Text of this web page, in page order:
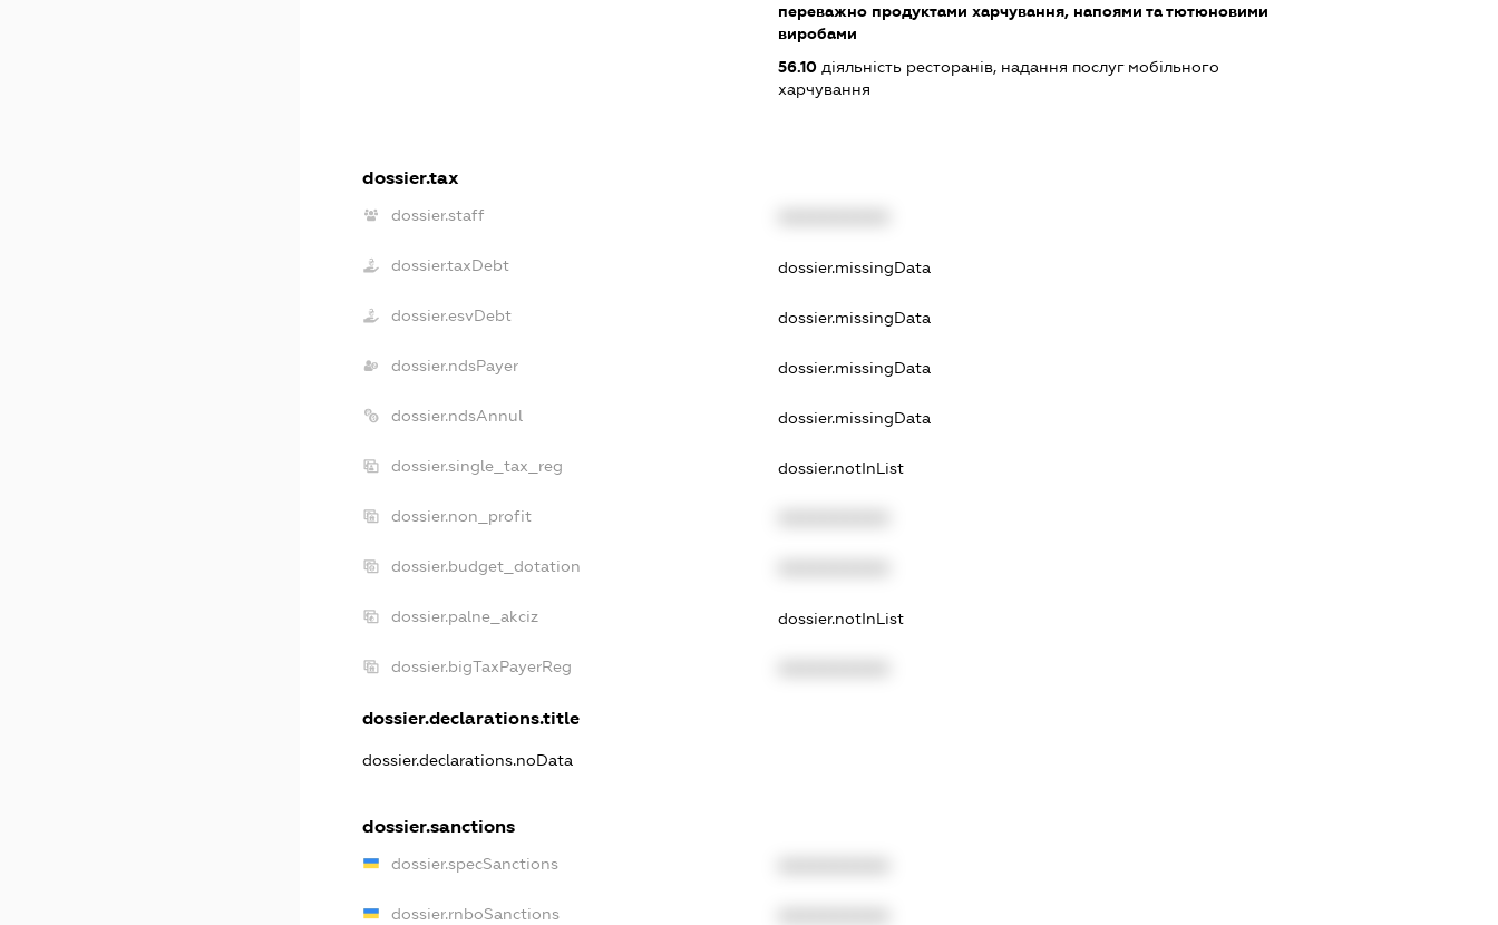
переважно продуктами харчування, напоями та тютюновими
виробами
56.10діяльність ресторанів, надання послуг мобільного
харчування
dossier.tax
dossier.staff
dossier.taxDebt dossier.missingData
dossier.esvDebt dossier.missingData
dossier.ndsPayer dossier.missingData
dossier.ndsAnnul dossier.missingData
dossier.single_tax_reg dossier.notInList
dossier.non_profit
dossier.budget_dotation
dossier.palne_akciz dossier.notInList
dossier.bigTaxPayerReg
dossier.declarations.title
dossier.declarations.noData
dossier.sanctions
dossier.specSanctions
dossier.rnboSanctions